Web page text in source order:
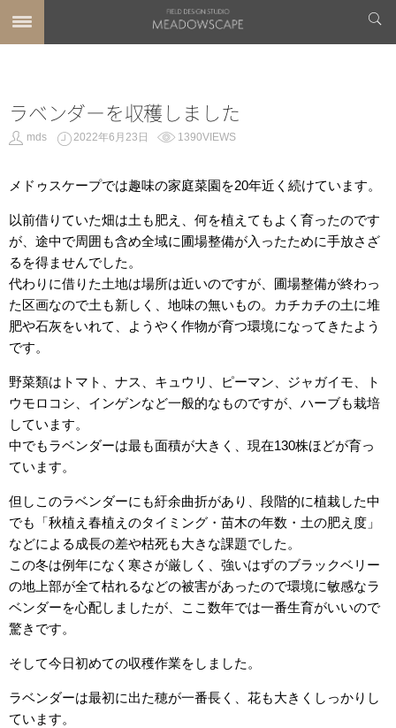
ラベンダーを収穫しました
mds 2022年6月23日 1390VIEWS
メドゥスケープでは趣味の家庭菜園を20年近く続けています。
以前借りていた畑は土も肥え、何を植えてもよく育ったのです
が、途中で周囲も含め全域に圃場整備が入ったために手放さざ
るを得ませんでした。
代わりに借りた土地は場所は近いのですが、圃場整備が終わっ
た区画なので土も新しく、地味の無いもの。カチカチの土に堆
肥や石灰をいれて、ようやく作物が育つ環境になってきたよう
です。
野菜類はトマト、ナス、キュウリ、ピーマン、ジャガイモ、ト
ウモロコシ、インゲンなど一般的なものですが、ハーブも栽培
しています。
中でもラベンダーは最も面積が大きく、現在130株ほどが育っ
ています。
但しこのラベンダーにも紆余曲折があり、段階的に植栽した中
でも「秋植え春植えのタイミング・苗木の年数・土の肥え度」
などによる成長の差や枯死も大きな課題でした。
この冬は例年になく寒さが厳しく、強いはずのブラックベリー
の地上部が全て枯れるなどの被害があったので環境に敏感なラ
ベンダーを心配しましたが、ここ数年では一番生育がいいので
驚きです。
そして今日初めての収穫作業をしました。
ラベンダーは最初に出た穂が一番長く、花も大きくしっかりし
ています。